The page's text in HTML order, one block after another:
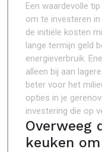
Een waardevolle
om te investeren
de initiële kosten
lange termijn geld
energieverbruik.
alleen bij aan
beter voor het
opties in je
investering die op
Overweeg
keuken